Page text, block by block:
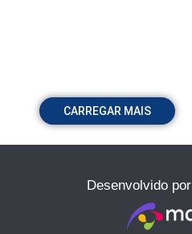
CARREGAR MAIS
Desenvolvido por